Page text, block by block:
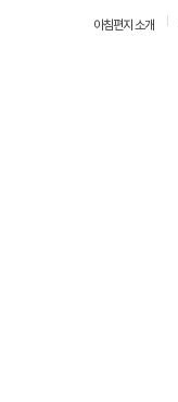
아침편지 소개